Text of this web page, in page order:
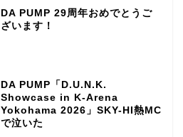
DA PUMP 29周年おめでとうご
ざいます！
DA PUMP「D.U.N.K.
Showcase in K-Arena
Yokohama 2026」SKY-HI熱MC
で泣いた